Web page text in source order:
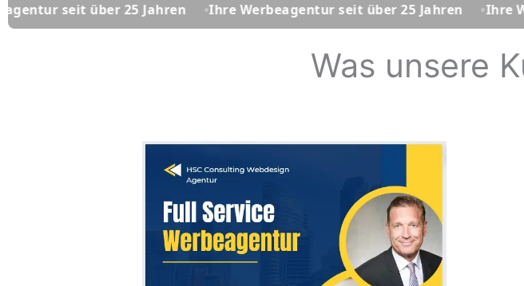
über 25 Jahren Ihre Werbeagentur seit über 25 Jahren Ihre
Was unsere